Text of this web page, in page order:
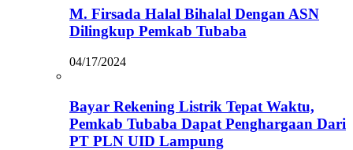
M. Firsada Halal Bihalal Dengan ASN
Dilingkup Pemkab Tubaba
04/17/2024
Bayar Rekening Listrik Tepat Waktu,
Pemkab Tubaba Dapat Penghargaan Dari
PT PLN UID Lampung